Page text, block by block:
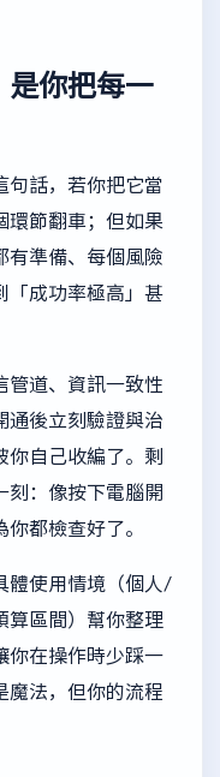
是你把每一
句話，若你把它當
環節翻車；但如果
準備、每個風險
成功率極高」甚
管道、資訊一致性
通後立刻驗證與治
你自己收編了。剩
刻：像按下電腦開
都檢查好了。
體使用情境（個人/
算區間）幫你整理
你在操作時少踩一
魔法，但你的流程